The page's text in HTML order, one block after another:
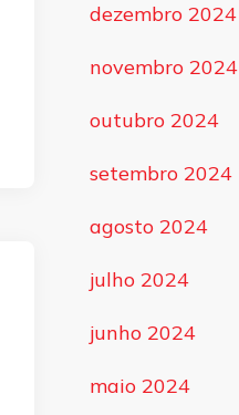
dezembro 2024
novembro 2024
outubro 2024
setembro 2024
agosto 2024
julho 2024
junho 2024
maio 2024